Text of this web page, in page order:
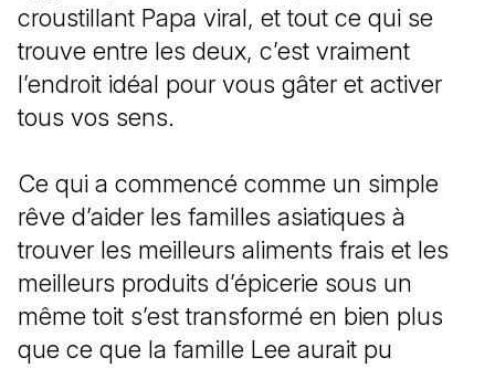
croustillant Papa viral, et tout ce qui se
trouve entre les deux, c’est vraiment
l’endroit idéal pour vous gâter et activer
tous vos sens.
Ce qui a commencé comme un simple
rêve d’aider les familles asiatiques à
trouver les meilleurs aliments frais et les
meilleurs produits d’épicerie sous un
même toit s’est transformé en bien plus
que ce que la famille Lee aurait pu